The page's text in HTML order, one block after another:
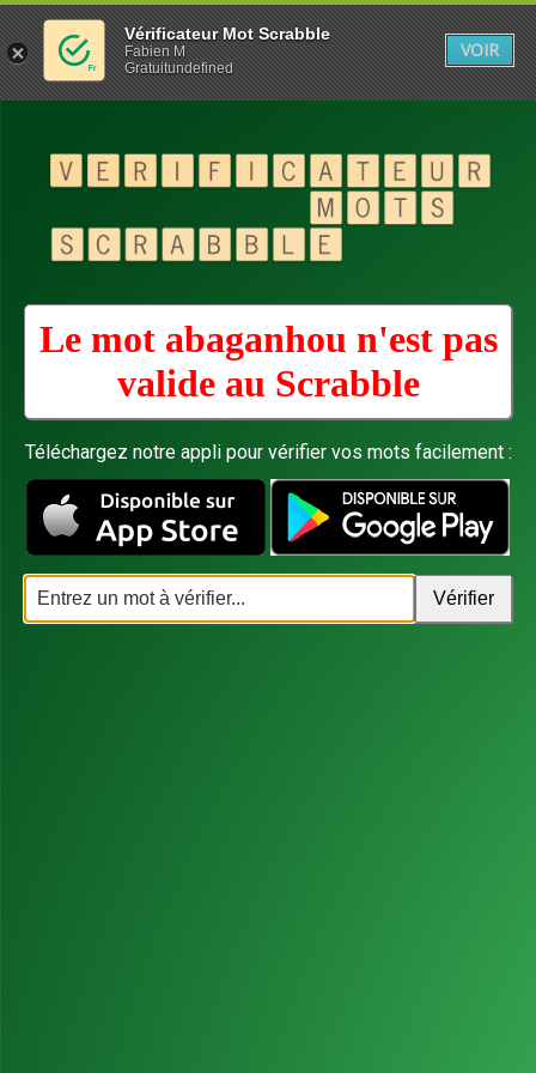
Le mot abaganhou n'est pas
valide au Scrabble
Téléchargez notre appli pour vérifier vos mots facilement :
Vérificateur Mot Scrabble
Fabien M
Gratuitundefined
VOIR